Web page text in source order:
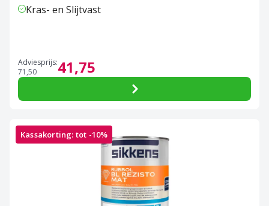
Kras- en Slijtvast
41,75
Adviesprijs:
71,50
Kassakorting: tot -10%